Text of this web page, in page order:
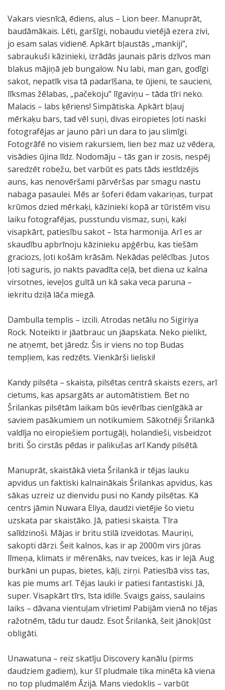
Vakars viesnīcā, ēdiens, alus – Lion beer. Manuprāt,
baudāmākais. Lēti, garšīgi, nobaudu vietējā ezera zivi,
jo esam salas vidienē. Apkārt bļaustās „mankiji”,
sabraukuši kāzinieki, izrādās jaunais pāris dzīvos man
blakus mājiņā jeb bungalow. Nu labi, man gan, godīgi
sakot, nepatīk visa tā padarīšana, te ūjieni, te saucieni,
līksmas žēlabas, „pačekoju” līgaviņu – tāda tīri neko.
Malacis – labs ķēriens! Simpātiska. Apkārt bļauj
mērkaķu bars, tad vēl suņi, divas eiropietes ļoti naski
fotografējas ar jauno pāri un dara to jau slimīgi.
Fotogrāfē no visiem rakursiem, lien bez maz uz vēdera,
visādies ūjina līdz. Nodomāju – tās gan ir zosis, nespēj
saredzēt robežu, bet varbūt es pats tāds iestīdzējis
auns, kas nenovēršami pārvēršas par smagu nastu
nabaga pasaulei. Mēs ar šoferi ēdam vakariņas, turpat
krūmos dzied mērkaķi, kāzinieki kopā ar tūristēm visu
laiku fotografējas, pusstundu vismaz, suņi, kaķi
visapkārt, patiesību sakot – īsta harmonija. Arī es ar
skaudību apbrīnoju kāzinieku apģērbu, kas tiešām
graciozs, ļoti košām krāsām. Nekādas pelēcības. Jutos
ļoti saguris, jo nakts pavadīta ceļā, bet diena uz kalna
virsotnes, ieveļos gultā un kā saka veca paruna –
iekritu dziļā lāča miegā.
Dambulla templis – izcili. Atrodas netālu no Sigiriya
Rock. Noteikti ir jāatbrauc un jāapskata. Neko pielikt,
ne atņemt, bet jāredz. Šis ir viens no top Budas
tempļiem, kas redzēts. Vienkārši lieliski!
Kandy pilsēta – skaista, pilsētas centrā skaists ezers, arī
cietums, kas apsargāts ar automātistiem. Bet no
Šrilankas pilsētām laikam būs ievērības cienīgākā ar
saviem pasākumiem un notikumiem. Sākotnēji Šrilankā
valdīja no eiropiešiem portugāļi, holandieši, visbeidzot
briti. Šo cirstās pēdas ir palikušas arī Kandy pilsētā.
Manuprāt, skaistākā vieta Šrilankā ir tējas lauku
apvidus un faktiski kalnainākais Šrilankas apvidus, kas
sākas uzreiz uz dienvidu pusi no Kandy pilsētas. Kā
centrs jāmin Nuwara Eliya, daudzi vietējie šo vietu
uzskata par skaistāko. Jā, patiesi skaista. Tīra
salīdzinoši. Mājas ir britu stilā izveidotas. Mauriņi,
sakopti dārzi. Šeit kalnos, kas ir ap 2000m virs jūras
līmeņa, klimats ir mērenāks, nav tveices, kas ir lejā. Aug
burkāni un pupas, bietes, kāļi, zirņi. Patiesībā viss tas,
kas pie mums arī. Tējas lauki ir patiesi fantastiski. Jā,
super. Visapkārt tīrs, īsta idille. Svaigs gaiss, saulains
laiks – dāvana vientuļam vīrietim! Pabijām vienā no tējas
ražotnēm, tādu tur daudz. Esot Šrilankā, šeit jānokļūst
obligāti.
Unawatuna – reiz skatīju Discovery kanālu (pirms
daudziem gadiem), kur šī pludmale tika minēta kā viena
no top pludmalēm Āzijā. Mans viedoklis – varbūt